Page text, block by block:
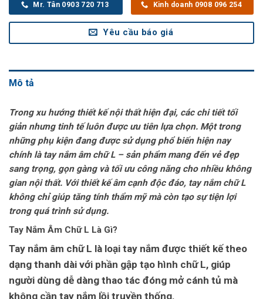
Mr. Tân 0903 720 713 Kinh doanh 0908 096 254
Yêu cầu báo giá
Mô tả
Trong xu hướng thiết kế nội thất hiện đại, các chi tiết tối
giản nhưng tinh tế luôn được ưu tiên lựa chọn. Một trong
những phụ kiện đang được sử dụng phổ biến hiện nay
chính là tay nắm âm chữ L – sản phẩm mang đến vẻ đẹp
sang trọng, gọn gàng và tối ưu công năng cho nhiều không
gian nội thất. Với thiết kế âm cạnh độc đáo, tay nắm chữ L
không chỉ giúp tăng tính thẩm mỹ mà còn tạo sự tiện lợi
trong quá trình sử dụng.
Tay Nắm Âm Chữ L Là Gì?
Tay nắm âm chữ L là loại tay nắm được thiết kế theo
dạng thanh dài với phần gập tạo hình chữ L, giúp
người dùng dễ dàng thao tác đóng mở cánh tủ mà
không cần tay nắm lồi truyền thống.